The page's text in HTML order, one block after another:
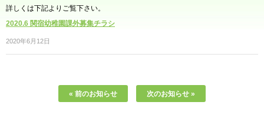
詳しくは下記よりご覧下さい。
2020.6 関宿幼稚園課外募集チラシ
2020年6月12日
« 前のお知らせ 次のお知らせ »